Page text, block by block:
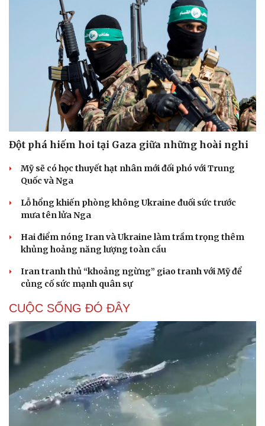
Đột phá hiếm hoi tại Gaza giữa những hoài nghi
Mỹ sẽ có học thuyết hạt nhân mới đối phó với Trung
Quốc và Nga
Lỗ hổng khiến phòng không Ukraine đuối sức trước
mưa tên lửa Nga
Hai điểm nóng Iran và Ukraine làm trầm trọng thêm
khủng hoảng năng lượng toàn cầu
Iran tranh thủ “khoảng ngừng” giao tranh với Mỹ để
củng cố sức mạnh quân sự
CUỘC SỐNG ĐÓ ĐÂY